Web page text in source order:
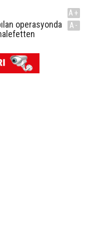
operasyonda
A+
A-